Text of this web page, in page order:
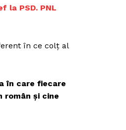
la PSD. PNL
în ce colț al
în care fiecare
român și cine